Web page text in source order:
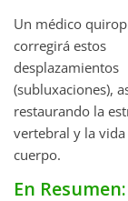
Un médico
corregirá estos
desplazamientos
(subluxaciones),
restaurando la
vertebral y la
cuerpo.
En Resumen: